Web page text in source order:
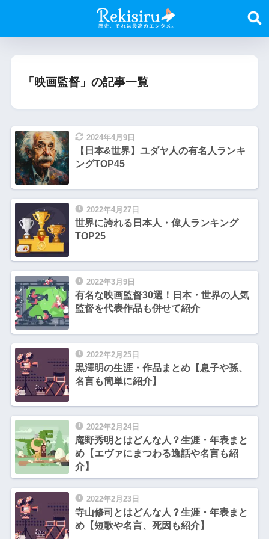
「映画監督」の記事一覧
2024年4月9日
【日本&世界】ユダヤ人の有名人ランキ
ングTOP45
2022年4月27日
世界に誇れる日本人・偉人ランキング
TOP25
2022年3月9日
有名な映画監督30選！日本・世界の人気
監督を代表作品も併せて紹介
2022年2月25日
黒澤明の生涯・作品まとめ【息子や孫、
名言も簡単に紹介】
2022年2月24日
庵野秀明とはどんな人？生涯・年表まと
め【エヴァにまつわる逸話や名言も紹
介】
2022年2月23日
寺山修司とはどんな人？生涯・年表まと
め【短歌や名言、死因も紹介】